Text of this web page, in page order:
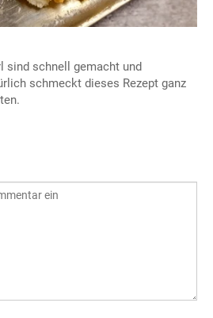
sind schnell gemacht und
schmeckt dieses Rezept ganz